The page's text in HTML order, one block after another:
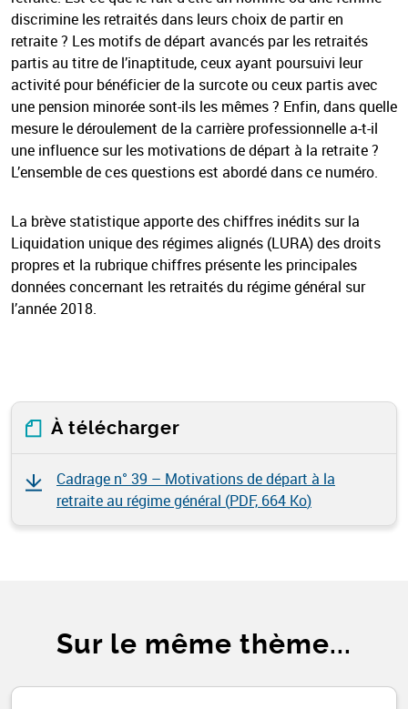
discrimine les retraités dans leurs choix de partir en
retraite ? Les motifs de départ avancés par les retraités
partis au titre de l’inaptitude, ceux ayant poursuivi leur
activité pour bénéficier de la surcote ou ceux partis avec
une pension minorée sont-ils les mêmes ? Enfin, dans quelle
mesure le déroulement de la carrière professionnelle a-t-il
une influence sur les motivations de départ à la retraite ?
L’ensemble de ces questions est abordé dans ce numéro.
La brève statistique apporte des chiffres inédits sur la
Liquidation unique des régimes alignés (LURA) des droits
propres et la rubrique chiffres présente les principales
données concernant les retraités du régime général sur
l’année 2018.
À télécharger
Cadrage n° 39 – Motivations de départ à la
retraite au régime général (PDF, 664 Ko)
Sur le même thème...